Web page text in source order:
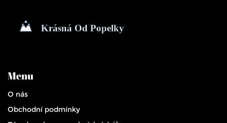
Menu
O nás
Obchodní podmínky